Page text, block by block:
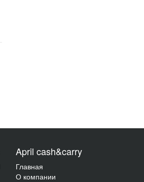
April cash&carry
Главная
О компании